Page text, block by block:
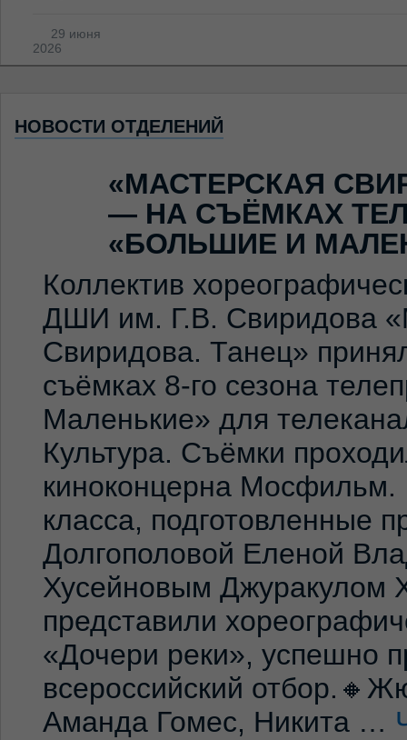
29 июня
2026
НОВОСТИ ОТДЕЛЕНИЙ
«МАСТЕРСКАЯ
— НА СЪЁМКАХ
«БОЛЬШИЕ И
Коллектив
ДШИ им. Г.В. Свиридова
Свиридова. Танец»
съёмках 8-го сезона
Маленькие» для
Культура. Съёмки
киноконцерна Мосфильм.
класса, подготовленные
Долгополовой Еленой
Хусейновым Джуракулом
представили
«Дочери реки», успешно
всероссийский
Аманда Гомес, Никита …